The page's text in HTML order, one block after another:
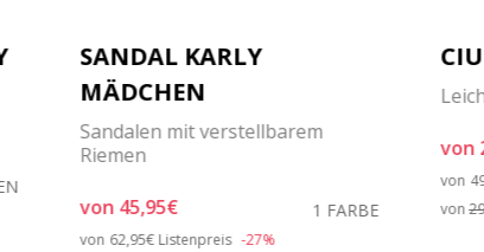
SANDAL KARLY
MÄDCHEN
Sandalen mit verstellbarem
Riemen
von 45,95€ 1 FARBE
von Price reduced from
62,95€ to
Listenpreis -27%
von
von
von